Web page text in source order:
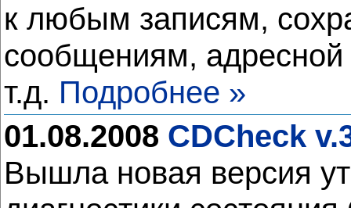
к любым записям,
сообщениям, адресной
т.д. Подробнее »
01.08.2008 CDCheck
Вышла новая версия